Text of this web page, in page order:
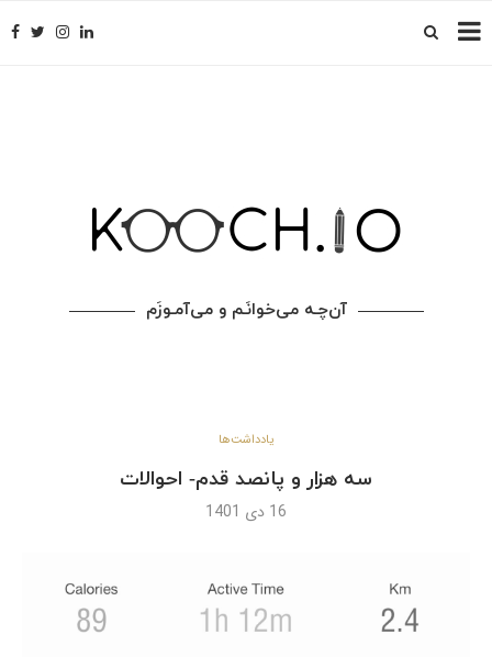
آن‌چـه می‌خوانَـم و می‌آمـوزَم
یادداشت‌ها
سه هزار و پانصد قدم- احوالات
16 دی 1401